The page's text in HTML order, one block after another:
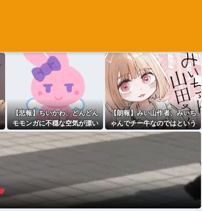
【悲報】ちいかわ、どんどん
モモンガに不穏な空気が漂い
始める
【朗報】みい山作者、みいち
ゃんでチー牛なのではという
疑惑が生まれるwwwwwww